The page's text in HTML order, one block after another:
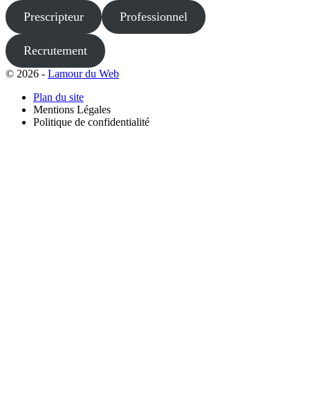
Prescripteur Professionnel
Recrutement
© 2026 - Lamour du Web
Plan du site
Mentions Légales
Politique de confidentialité